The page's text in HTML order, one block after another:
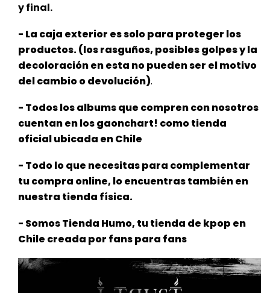
y final.
- La caja exterior es solo para proteger los
productos. (los rasguños, posibles golpes y la
decoloración en esta no pueden ser elmotivo
del cambio o devolución).
- Todos los albums que compren con nosotros
cuentan en los gaonchart! como tienda
oficial ubicada en Chile
- Todo lo que necesitas para complementar
tu compra online, lo encuentras también en
nuestra tienda física.
- Somos Tienda Humo, tu tienda de kpop en
Chile creada por fans para fans